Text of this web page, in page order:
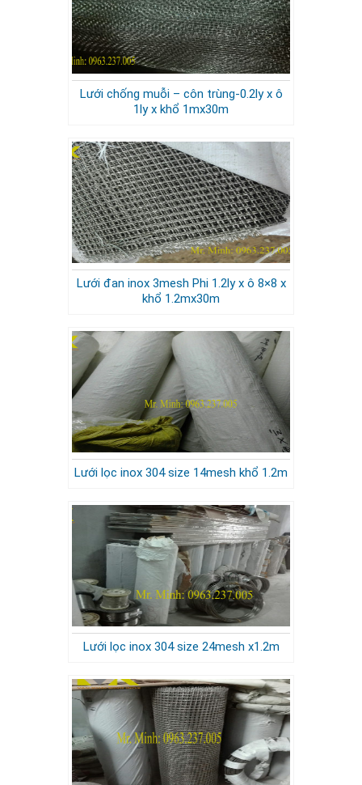
Lưới chống muỗi – côn trùng-0.2ly x ô
1ly x khổ 1mx30m
Lưới đan inox 3mesh Phi 1.2ly x ô 8×8 x
khổ 1.2mx30m
Lưới lọc inox 304 size 14mesh khổ 1.2m
Lưới lọc inox 304 size 24mesh x1.2m